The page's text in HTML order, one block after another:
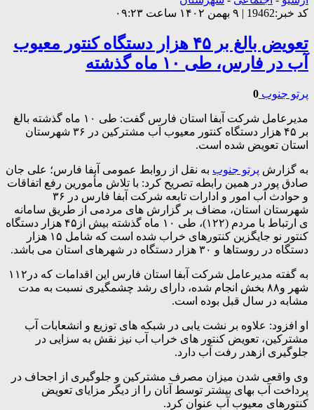
کد خبر:19462 | ۹ بهمن ۱۴۰۲ ساعت ۰۹:۲۳
تعویض بالغ بر ۴۵ هزار دستگاه کنتور معیوب
آب در فارس، طی ۱۰ ماه گذشته
پرتو جنوب 0
مدیرعامل شرکت آبفا استان فارس گفت: طی ۱۰ ماه گذشته بالغ
بر ۴۵ هزار دستگاه کنتور معیوب آب مشترکین در ۳۶ شهرستان
استان تعویض شده است.
به گزارش پرتو جنوب به نقل از روابط عمومی آبفا فارس؛ علی جان
صادق پور در همین رابطه تصریح کرد: با تلاش مأمورین رفع اتفاقات
و حوادث آب امور و ادارات تابعه شرکت آبفا فارس در ۳۶
شهرستان استان، مضاف بر گزارش های مردمی از طریق سامانه
ی ارتباط با مردم (۱۲۲)، طی ۱۰ ماه گذشته بیش از۴۵ هزار دستگاه
کنتور نو جایگزین کنتورهای خراب شده است که شامل ۱۵ هزار
دستگاه در روستاها و ۳۰ هزار دستگاه در شهرهای استان می باشد.
به گفته مدیرعامل شرکت آبفا استان فارس این اقدامات که در۱۱۲
شهر و۸۸ بخش انجام شده، دارای رشد چشمگیری نسبت به مدت
مشابه در سال قبل بوده است.
او افزود: علاوه بر نشت یابی در شبکه های توزیع و انشعابات آب
مشترکین، تعویض کنتور های خراب آب نیز نقش به سزایی در
جلوگیری ازهدر رفت آب دارد.
وی واقعی شدن میزان مصرف مشترکین و جلوگیری از اجحاف در
پرداخت آب بهای بیشتر توسط آنان را از دیگر مزایای تعویض
کنتورهای معیوب آب عنوان کرد.